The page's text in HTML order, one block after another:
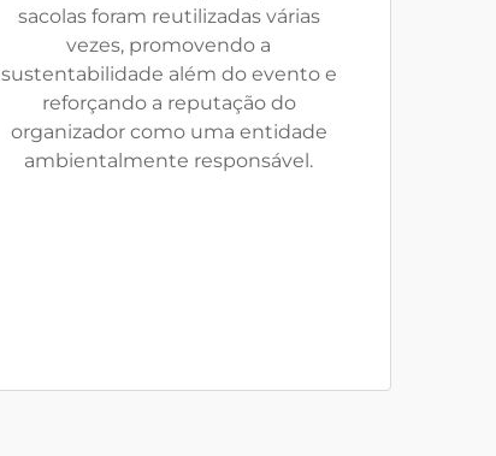
sacolas foram reutilizadas várias
vezes, promovendo a
sustentabilidade além do evento e
reforçando a reputação do
organizador como uma entidade
ambientalmente responsável.